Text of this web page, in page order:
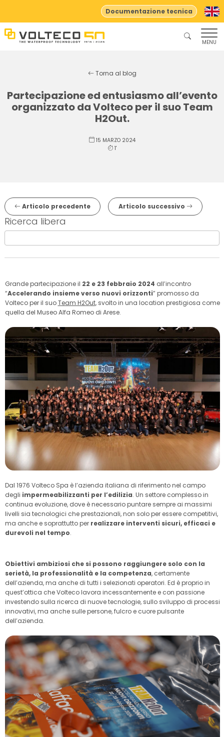
Documentazione tecnica
MENU
Torna al blog
Partecipazione ed entusiasmo all’evento
organizzato da Volteco per il suo Team
H2Out.
15 MARZO 2024
1'
Articolo precedente Articolo successivo
Ricerca libera
Grande partecipazione il 22 e 23 febbraio 2024 all’incontro
“Accelerando insieme verso nuovi orizzonti” promosso da
Volteco per il suoTeam H2Out, svolto in una location prestigiosa come
quella del Museo Alfa Romeo di Arese.
Dal 1976 Volteco Spa è l’azienda italiana di riferimento nel campo
degli impermeabilizzanti per l’edilizia. Un settore complesso in
continua evoluzione, dove è necessario puntare sempre ai massimi
livelli sia tecnologici che prestazionali, non solo per essere competitivi,
ma anche e soprattutto per realizzare interventi sicuri, efficaci e
durevoli nel tempo.
Obiettivi ambiziosi che si possono raggiungere solo con la
serietà, la professionalità e la competenza, certamente
dell’azienda, ma anche di tutti i selezionati operatori. Ed è proprio in
quest’ottica che Volteco lavora incessantemente e con passione
investendo sulla ricerca di nuove tecnologie, sullo sviluppo di processi
innovativi, ma anche sulle persone, fulcro e cuore pulsante
dell’azienda.